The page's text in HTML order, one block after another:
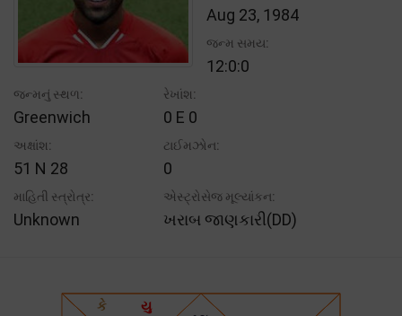
Aug 23, 1984
જન્મ સમય:
12:0:0
જન્મનું સ્થળ:
Greenwich
રેખાંશ:
0 E 0
અક્ષાંશ:
51 N 28
ટાઈમઝોન:
0
માહિતી સ્ત્રોત્ર:
Unknown
એસ્ટ્રોસેજ મૂલ્યાંકન:
ખરાબ જાણકારી(DD)